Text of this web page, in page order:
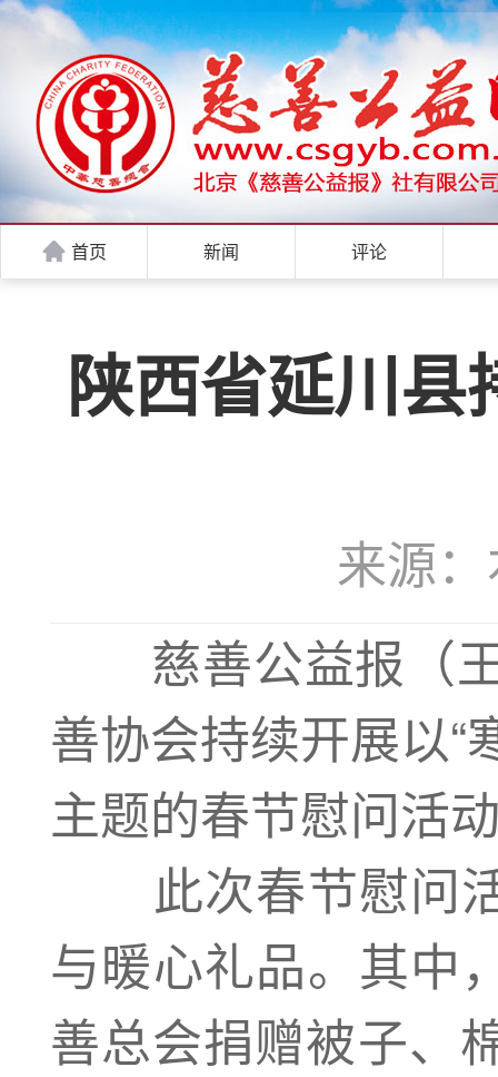
首页 新闻 评论
陕西省延川县
来源
慈善公益报（
善协会持续开展以“
主题的春节慰问活
此次春节慰问活
与暖心礼品。其中
善总会捐赠被子、